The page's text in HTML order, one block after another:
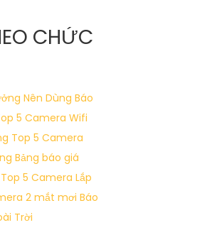
của mọi người. 🦉
thông minh vượt trội.
của bạn!
CHỨC
Nên Dùng Báo
5 Camera Wifi
Top 5 Camera
Bảng báo giá
Top 5 Camera Lắp
2 mắt mơi Báo
Trời